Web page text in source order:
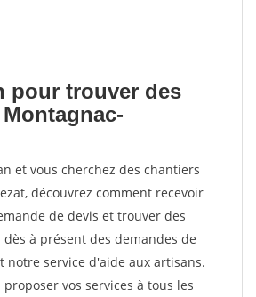
pour trouver des
et vous cherchez des chantiers
découvrez comment recevoir
de devis et trouver des
dès à présent des demandes de
notre service d'aide aux artisans.
vos services à tous les